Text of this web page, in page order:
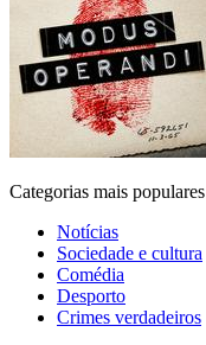
Categorias mais populares
Notícias
Sociedade e cultura
Comédia
Desporto
Crimes verdadeiros